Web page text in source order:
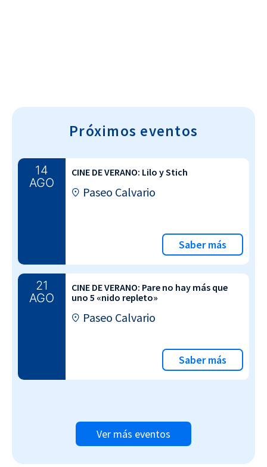
Próximos eventos
14
AGO
CINE DE VERANO: Lilo y Stich
Paseo Calvario
Saber más
21
AGO
CINE DE VERANO: Pare no hay más que
uno 5 «nido repleto»
Paseo Calvario
Saber más
Ver más eventos